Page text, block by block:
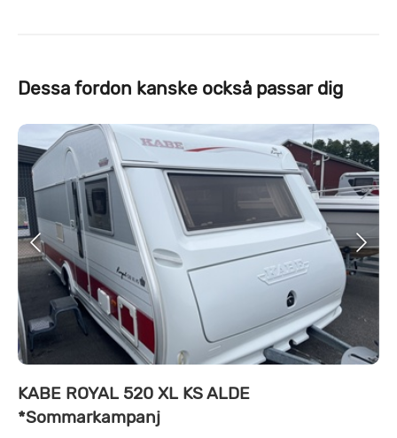
Dessa fordon kanske också passar dig
KABE ROYAL 520 XL KS ALDE
*Sommarkampanj